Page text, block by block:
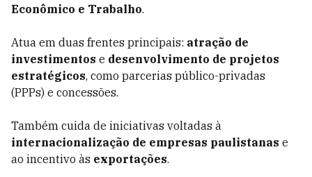
Econômico e Trabalho.
Atua em duas frentes principais: atração de
investimentos e desenvolvimento de projetos
estratégicos, como parcerias público-privadas
(PPPs) e concessões.
Também cuida de iniciativas voltadas à
internacionalização de empresas paulistanas e
ao incentivo às exportações.